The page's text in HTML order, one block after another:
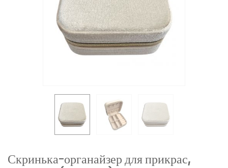
Скринька-органайзер для прикрас,